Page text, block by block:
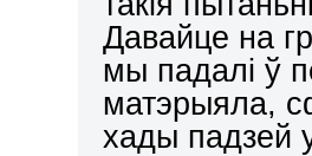
Давайце на
мы падалі ў
матэрыяла,
хады падзей